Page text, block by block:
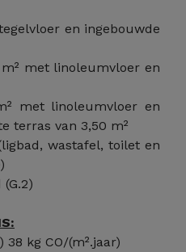
en ingebouwde
met linoleumvloer en
met linoleumvloer en
terras van 3,50 m²
wastafel, toilet en
38 kg CO/(m².jaar)